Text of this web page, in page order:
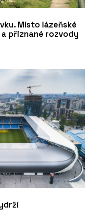
Místo lázeňské
přiznané rozvody